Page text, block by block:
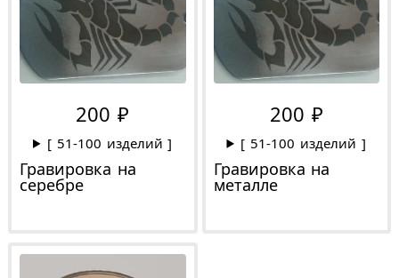
200 ₽
[ 51-100 изделий ]
Гравировка на
серебре
200 ₽
[ 51-100 изделий ]
Гравировка на
металле